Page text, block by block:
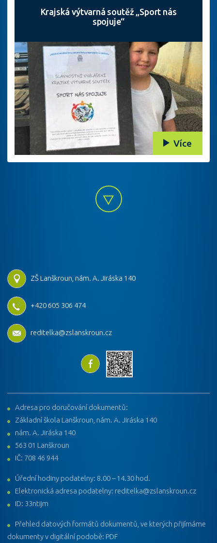
Krajská výtvarná soutěž „Sport nás
spojuje“
Více
ZŠ Lanškroun, nám. A. Jiráska 140
+420 605 306 474
reditelka@zslanskroun.cz
Adresa pro doručování dokumentů:
Základní škola Lanškroun, nám. A. Jiráska 140
nám. A. Jiráska 140
563 01 Lanškroun
IČ: 708 46 944
Úřední hodiny podatelny: 8.00 – 14.30 hod.
Elektronická adresa podatelny: reditelka@zslanskroun.cz
ID: 33ntijm
Přehled datových formátů dokumentů, ve kterých přijímáme
dokumenty v digitální podobě: PDF